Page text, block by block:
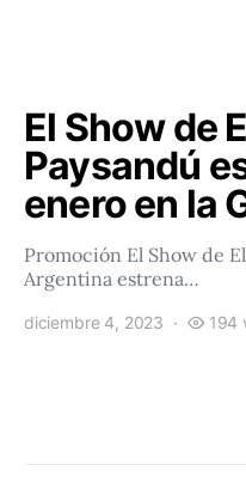
El Show de
Paysandú
enero en la
Promoción El Show de
Argentina estrena…
diciembre 4, 2023 194